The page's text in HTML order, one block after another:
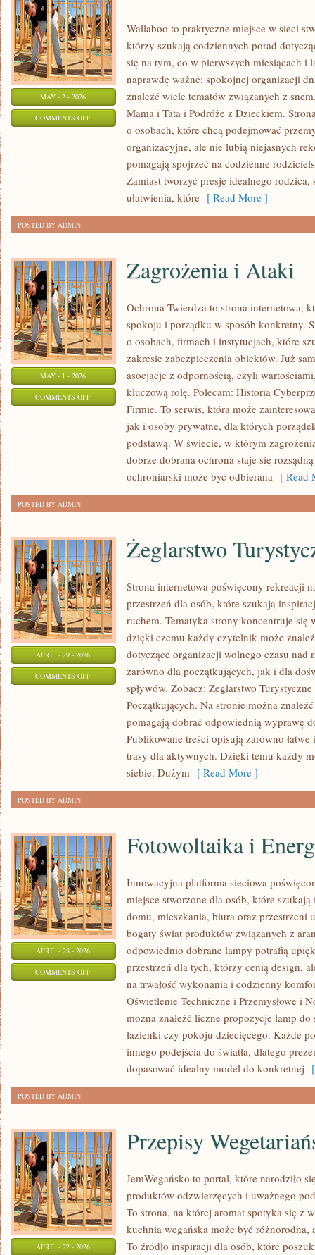
MAY - 2 - 2026
COMMENTS OFFON
KARMIENIE
Wallaboo to praktyczne miejsce w sieci
którzy szukają codziennych porad
się na tym, co w pierwszych miesiącach i
naprawdę ważne: spokojnej organizacji
znaleźć wiele tematów związanych z
Mama i Tata i Podróże z Dzieckiem.
o osobach, które chcą podejmować
organizacyjne, ale nie lubią niejasnych
pomagają spojrzeć na codzienne
Zamiast tworzyć presję idealnego
ułatwienia, które [ Read More ]
POSTED BY ADMIN
MAY - 1 - 2026
COMMENTS OFFON
ZAGROŻENIA
Zagrożenia i Ataki
Ochrona Twierdza to strona internetowa,
spokoju i porządku w sposób konkretny.
o osobach, firmach i instytucjach, które
zakresie zabezpieczenia obiektów. Już
asocjacje z odpornością, czyli
kluczową rolę. Polecam: Historia
Firmie. To serwis, która może
jak i osoby prywatne, dla których
podstawą. W świecie, w którym
dobrze dobrana ochrona staje się
ochroniarski może być odbierana [ Read
POSTED BY ADMIN
APRIL - 29 - 2026
COMMENTS OFFON
ŻEGLARSTWO
TURYSTYCZNE
Żeglarstwo
Strona internetowa poświęcony rekreacji
przestrzeń dla osób, które szukają
ruchem. Tematyka strony koncentruje się
dzięki czemu każdy czytelnik może
dotyczące organizacji wolnego czasu nad
zarówno dla początkujących, jak i dla
spływów. Zobacz: Żeglarstwo
Początkujących. Na stronie można
pomagają dobrać odpowiednią wyprawę
Publikowane treści opisują zarówno
trasy dla aktywnych. Dzięki temu każdy
siebie. Dużym [ Read More ]
POSTED BY ADMIN
APRIL - 28 - 2026
COMMENTS OFFON
FOTOWOLTAIKA
ODNAWIALNA
Fotowoltaika i
Innowacyjna platforma sieciowa
miejsce stworzone dla osób, które
domu, mieszkania, biura oraz przestrzeni
bogaty świat produktów związanych z
odpowiednio dobrane lampy potrafią
przestrzeń dla tych, którzy cenią design,
na trwałość wykonania i codzienny
Oświetlenie Techniczne i Przemysłowe i
można znaleźć liczne propozycje lamp
łazienki czy pokoju dziecięcego. Każde
innego podejścia do światła, dlatego
dopasować idealny model do konkretnej
POSTED BY ADMIN
APRIL - 22 - 2026
Przepisy
JemWegańsko to portal, które narodziło
produktów odzwierzęcych i uważnego
To strona, na której aromat spotyka się z
kuchnia wegańska może być różnorodna,
To źródło inspiracji dla osób, które